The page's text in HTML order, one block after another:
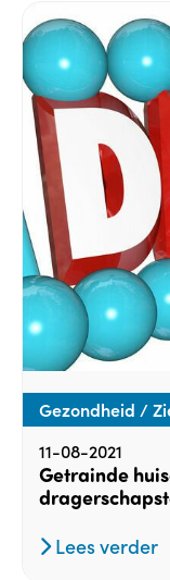
Gezondheid /
11-08-2021
Getrainde
Lees verder